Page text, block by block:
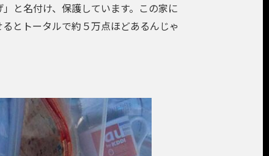
と名付け、保護しています。この家に
とトータルで約５万点ほどあるんじゃ